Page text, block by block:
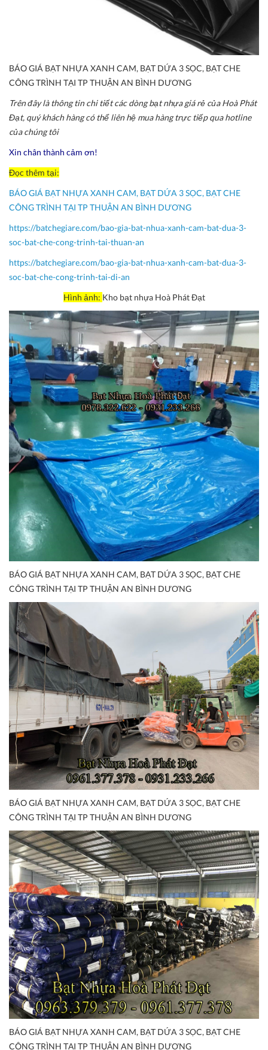
BÁO GIÁ BẠT NHỰA XANH CAM, BẠT DỨA 3 SỌC, BẠT CHE
CÔNG TRÌNH TẠI TP THUẬN AN BÌNH DƯƠNG
Trên đây là thông tin chi tiết các dòng bạt nhựa giá rẻ của Hoà Phát
Đạt, quý khách hàng có thể liên hệ mua hàng trực tiếp qua hotline
của chúng tôi
Xin chân thành cảm ơn!
Đọc thêm tại:
BÁO GIÁ BẠT NHỰA XANH CAM, BẠT DỨA 3 SỌC, BẠT CHE
CÔNG TRÌNH TẠI TP THUẬN AN BÌNH DƯƠNG
https://batchegiare.com/bao-gia-bat-nhua-xanh-cam-bat-dua-3-
soc-bat-che-cong-trinh-tai-thuan-an
https://batchegiare.com/bao-gia-bat-nhua-xanh-cam-bat-dua-3-
soc-bat-che-cong-trinh-tai-di-an
Hình ảnh: Kho bạt nhựa Hoà Phát Đạt
BÁO GIÁ BẠT NHỰA XANH CAM, BẠT DỨA 3 SỌC, BẠT CHE
CÔNG TRÌNH TẠI TP THUẬN AN BÌNH DƯƠNG
BÁO GIÁ BẠT NHỰA XANH CAM, BẠT DỨA 3 SỌC, BẠT CHE
CÔNG TRÌNH TẠI TP THUẬN AN BÌNH DƯƠNG
BÁO GIÁ BẠT NHỰA XANH CAM, BẠT DỨA 3 SỌC, BẠT CHE
CÔNG TRÌNH TẠI TP THUẬN AN BÌNH DƯƠNG